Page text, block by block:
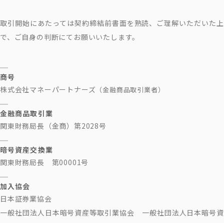
取引開始にあたっては契約締結前書面を熟読、ご理解いただいた上
で、ご自身の判断にてお願いいたします。
商号
株式会社マネーパートナーズ （金融商品取引業者）
金融商品取引業
関東財務局長（金商）第2028号
暗号資産交換業
関東財務局長 第00001号
加入協会
日本証券業協会
一般社団法人日本暗号資産等取引業協会 一般社団法人日本暗号資